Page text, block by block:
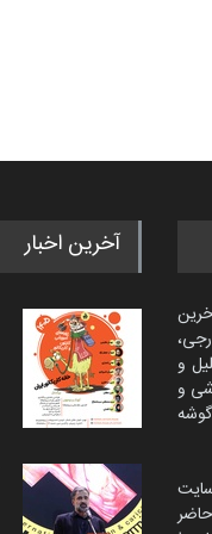
و
و
آخرین اخبار